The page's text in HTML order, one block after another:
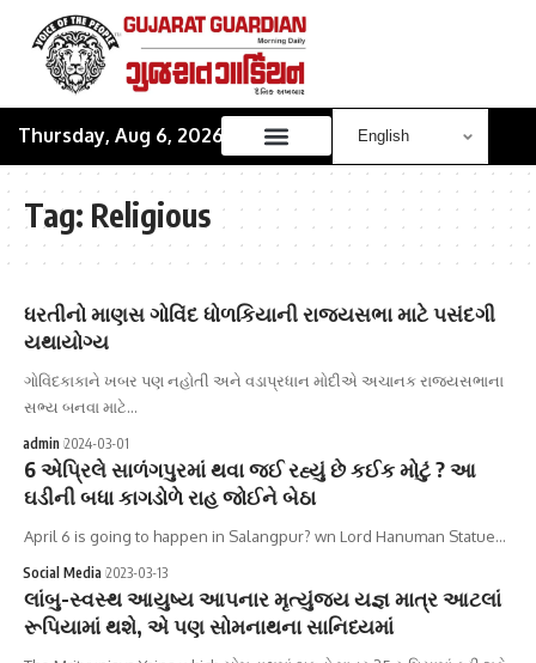
Thursday, Aug 6, 2026
Tag: Religious
ધરતીનો માણસ ગોવિંદ ધો‌ળકિયાની રાજ્યસભા માટે પસંદગી
યથાયોગ્ય
ગોવિંદકાકાને ખબર પણ નહોતી અને વડાપ્રધાન મોદીએ અચાનક રાજ્યસભાના
સભ્ય બનવા માટે…
admin 2024-03-01
6 એપ્રિલે સાળંગપુરમાં થવા જઈ રહ્યું છે કઈક મોટું ? આ
ઘડીની બધા કાગડોળે રાહ જોઈને બેઠા
April 6 is going to happen in Salangpur? wn Lord Hanuman Statue…
Social Media 2023-03-13
લાંબુ-સ્વસ્થ આયુષ્ય આપનાર મૃત્યુંજય યજ્ઞ માત્ર આટલાં
રૂપિયામાં થશે, એ પણ સોમનાથના સાનિધ્યમાં